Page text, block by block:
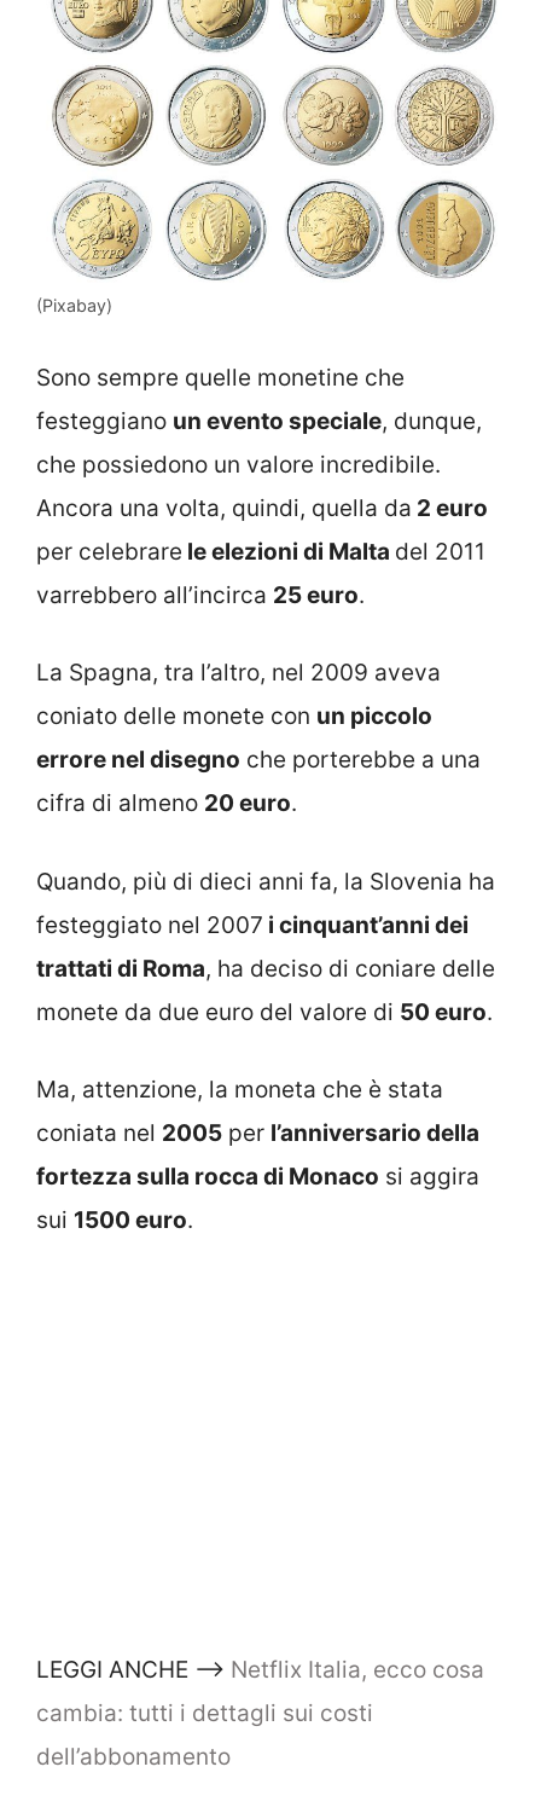
(Pixabay)
Sono sempre quelle monetine che
festeggiano un evento speciale, dunque,
che possiedono un valore incredibile.
Ancora una volta, quindi, quella da 2 euro
per celebrare le elezioni di Malta del 2011
varrebbero all’incirca 25 euro.
La Spagna, tra l’altro, nel 2009 aveva
coniato delle monete con un piccolo
errore nel disegno che porterebbe a una
cifra di almeno 20 euro.
Quando, più di dieci anni fa, la Slovenia ha
festeggiato nel 2007 i cinquant’anni dei
trattati di Roma, ha deciso di coniare delle
monete da due euro del valore di 50 euro.
Ma, attenzione, la moneta che è stata
coniata nel 2005 per l’anniversario della
fortezza sulla rocca di Monaco si aggira
sui 1500 euro.
LEGGI ANCHE –> Netflix Italia, ecco cosa
cambia: tutti i dettagli sui costi
dell’abbonamento